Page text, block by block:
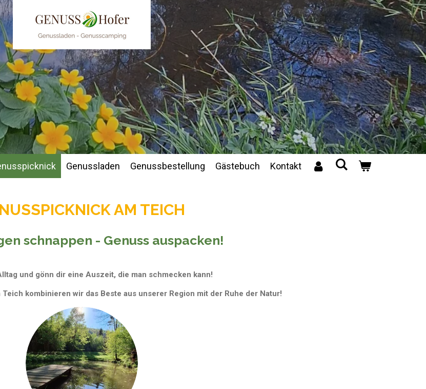
Genussladen Genussbestellung Gästebuch Kontakt
AM TEICH
schnappen - Genuss auspacken!
und gönn dir eine Auszeit, die man schmecken kann!
kombinieren wir das Beste aus unserer Region mit der Ruhe der Natur!